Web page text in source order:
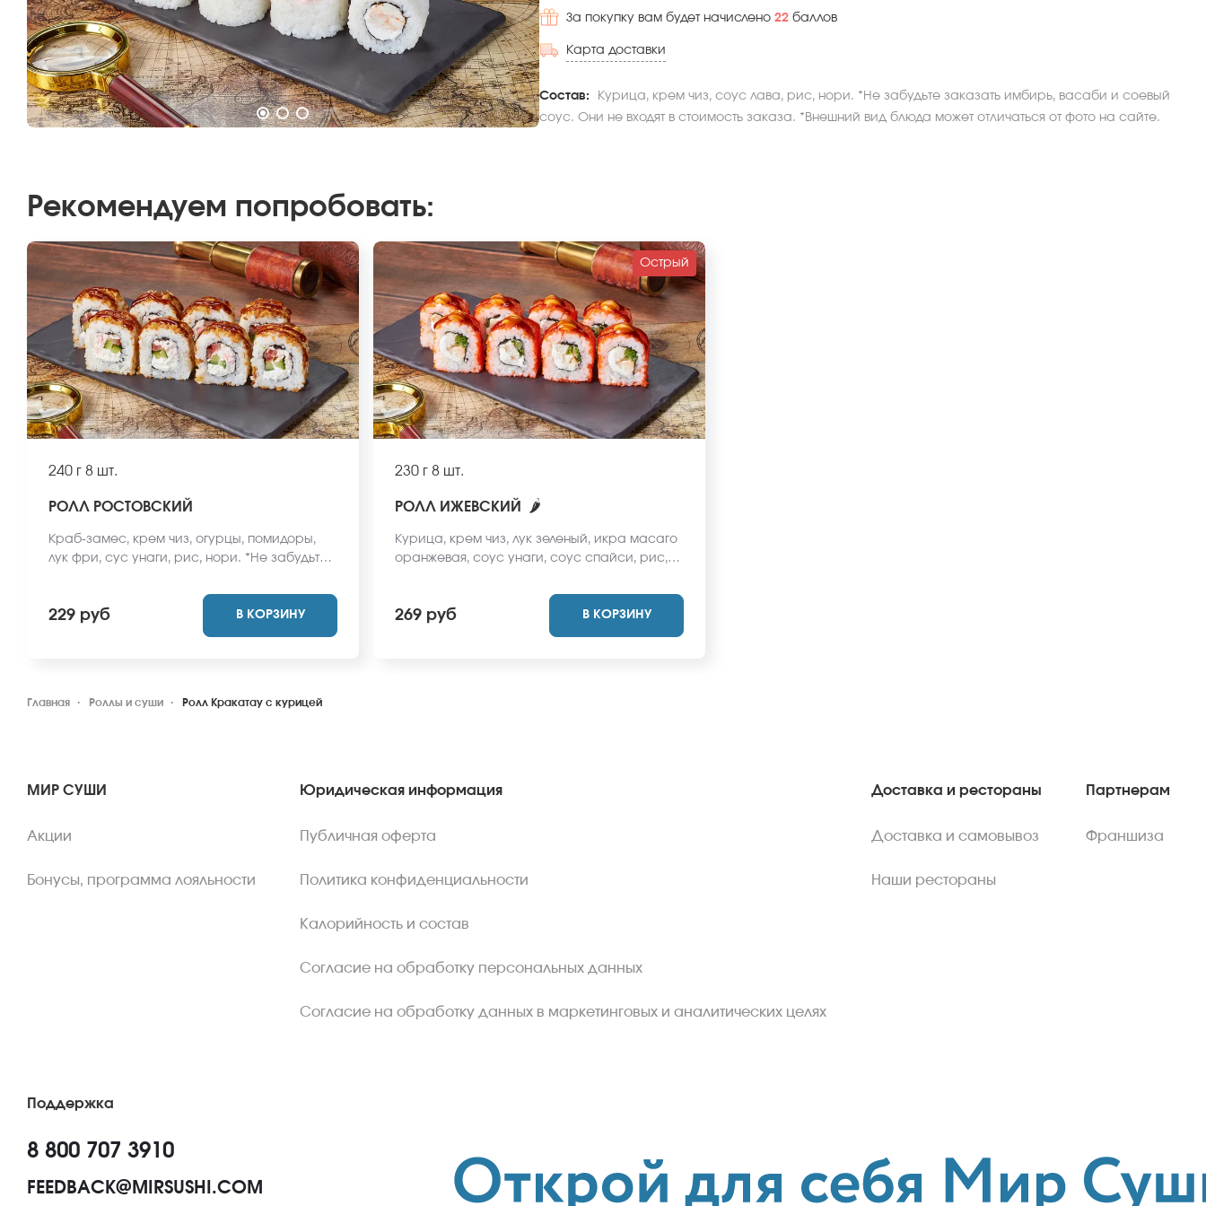
За покупку вам будет начислено 22 баллов
Карта доставки
Состав:
Курица, крем чиз, соус лава, рис, нори. *Не забудьте заказать имбирь, васаби и соевый
соус. Они не входят в стоимость заказа. *Внешний вид блюда может отличаться от фото на сайте.
Рекомендуем попробовать:
240 г 8 шт.
РОЛЛ РОСТОВСКИЙ
Краб-замес, крем чиз, огурцы, помидоры,
лук фри, сус унаги, рис, нори. *Не забудьте
Они не входят в стоимость заказа. *Внешний
вид блюда может отличаться от фото на
229 руб В КОРЗИНУ
Острый
230 г 8 шт.
РОЛЛ ИЖЕВСКИЙ 🌶
Курица, крем чиз, лук зеленый, икра масаго
оранжевая, соус унаги, соус спайси, рис,
и соевый соус. Они не входят в стоимость
заказа. *Внешний вид блюда может
отличаться от фото на сайте.
269 руб В КОРЗИНУ
Главная Роллы и суши Ролл Кракатау с курицей
МИР СУШИ
Акции
Бонусы, программа лояльности
Юридическая информация
Публичная оферта
Политика конфиденциальности
Калорийность и состав
Согласие на обработку персональных данных
Согласие на обработку данных в маркетинговых и аналитических целях
Доставка и рестораны
Доставка и самовывоз
Наши рестораны
Партнерам
Франшиза
Поддержка
8 800 707 3910
FEEDBACK@MIRSUSHI.COM